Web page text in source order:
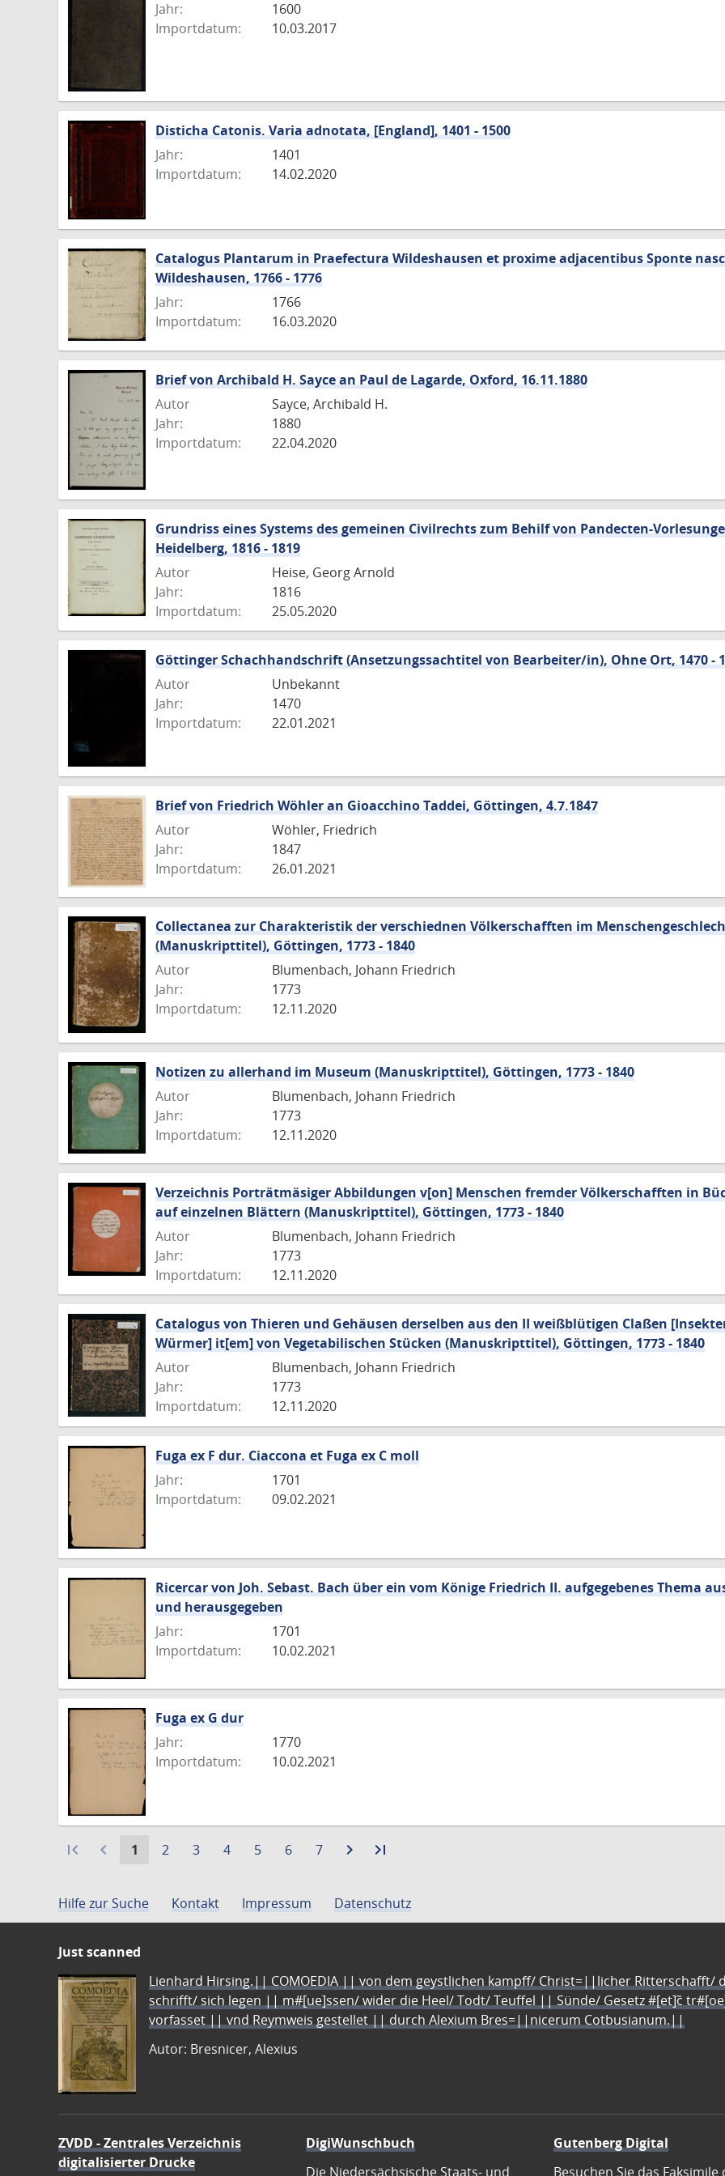
Jahr:
1600
Importdatum:
10.03.2017
Disticha Catonis. Varia adnotata, [England], 1401 - 1500
Jahr:
1401
Importdatum:
14.02.2020
Catalogus Plantarum in Praefectura Wildeshausen et proxime adjacentibus Sponte
Wildeshausen, 1766 - 1776
Jahr:
1766
Importdatum:
16.03.2020
Brief von Archibald H. Sayce an Paul de Lagarde, Oxford, 16.11.1880
Autor
Sayce, Archibald H.
Jahr:
1880
Importdatum:
22.04.2020
Grundriss eines Systems des gemeinen Civilrechts zum Behilf von Pandecten-
Heidelberg, 1816 - 1819
Autor
Heise, Georg Arnold
Jahr:
1816
Importdatum:
25.05.2020
Göttinger Schachhandschrift (Ansetzungssachtitel von Bearbeiter/in), Ohne Ort, 1470 -
Autor
Unbekannt
Jahr:
1470
Importdatum:
22.01.2021
Brief von Friedrich Wöhler an Gioacchino Taddei, Göttingen, 4.7.1847
Autor
Wöhler, Friedrich
Jahr:
1847
Importdatum:
26.01.2021
Collectanea zur Charakteristik der verschiednen Völkerschafften im
(Manuskripttitel), Göttingen, 1773 - 1840
Autor
Blumenbach, Johann Friedrich
Jahr:
1773
Importdatum:
12.11.2020
Notizen zu allerhand im Museum (Manuskripttitel), Göttingen, 1773 - 1840
Autor
Blumenbach, Johann Friedrich
Jahr:
1773
Importdatum:
12.11.2020
Verzeichnis Porträtmäsiger Abbildungen v[on] Menschen fremder Völkerschafften in
auf einzelnen Blättern (Manuskripttitel), Göttingen, 1773 - 1840
Autor
Blumenbach, Johann Friedrich
Jahr:
1773
Importdatum:
12.11.2020
Catalogus von Thieren und Gehäusen derselben aus den II weißblütigen Claßen
Würmer] it[em] von Vegetabilischen Stücken (Manuskripttitel), Göttingen, 1773 - 1840
Autor
Blumenbach, Johann Friedrich
Jahr:
1773
Importdatum:
12.11.2020
Fuga ex F dur. Ciaccona et Fuga ex C moll
Jahr:
1701
Importdatum:
09.02.2021
Ricercar von Joh. Sebast. Bach über ein vom Könige Friedrich II. aufgegebenes Thema
und herausgegeben
Jahr:
1701
Importdatum:
10.02.2021
Fuga ex G dur
Jahr:
1770
Importdatum:
10.02.2021
first_page navigate_before
Aktuelle
1
Gehe
2
Gehe
3
Gehe
4
Gehe
5
Gehe
6
Gehe
7 navigate_next
Zurlast_page
Hilfe zur Suche
Kontakt Impressum Datenschutz
Just scanned
Lienhard Hirsing.|| COMOEDIA || von dem geystlichen kampff/ Christ=||licher Ritterschafft/
schrifft/ sich legen || m#[ue]ssen/ wider die Heel/ Todt/ Teuffel || Sünde/ Gesetz #[et]c̃
vorfasset || vnd Reymweis gestellet || durch Alexium Bres=||nicerum Cotbusianum.||
Autor: Bresnicer, Alexius
ZVDD - Zentrales Verzeichnis
digitalisierter Drucke
DigiWunschbuch
Die Niedersächsische Staats- und
Gutenberg Digital
Besuchen Sie das Faksimile